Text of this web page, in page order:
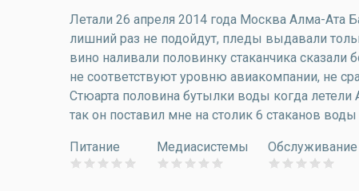
Летали 26 апреля 2014 года Москва Алма-Ата
лишний раз не подойдут, пледы выдавали
вино наливали половинку стаканчика
не соответствуют уровню авиакомпании, не
Стюарта половина бутылки воды когда
так он поставил мне на столик 6 стаканов
Питание Медиасистемы Обслуживание